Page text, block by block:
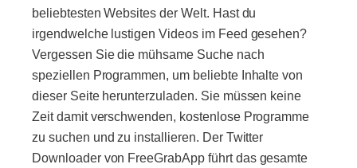
beliebtesten Websites der Welt. Hast du
irgendwelche lustigen Videos im Feed gesehen?
Vergessen Sie die mühsame Suche nach
speziellen Programmen, um beliebte Inhalte von
dieser Seite herunterzuladen. Sie müssen keine
Zeit damit verschwenden, kostenlose Programme
zu suchen und zu installieren. Der Twitter
Downloader von FreeGrabApp führt das gesamte